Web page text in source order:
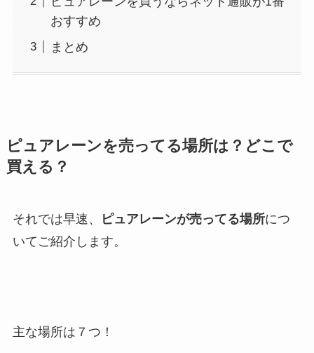
おすすめ
まとめ
ピュアレーンを売ってる場所は？どこで
買える？
それでは早速、 ピュアレーンが売ってる場所につ
いてご紹介します。
主な場所は７つ！